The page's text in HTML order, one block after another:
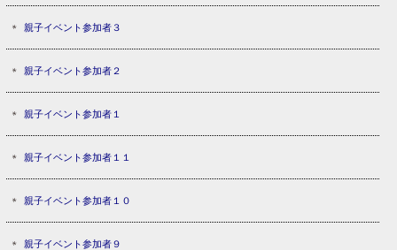
親子イベント参加者３
親子イベント参加者２
親子イベント参加者１
親子イベント参加者１１
親子イベント参加者１０
親子イベント参加者９